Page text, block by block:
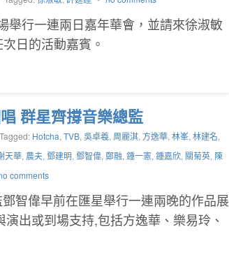
舉行一連兩日嘉年華會，並請來徐淑敏
日的活動嘉賓。
群星齊撐音樂總監
Tagged: Hotcha, TVB, 吳卓羲, 周麗淇, 方逸華, 林峯, 林建名,
天華, 農夫, 鄧建明, 鄧智偉, 鄭融, 鍾一憲, 鍾嘉欣, 關菊英, 陳
comments
智偉早前在匯星舉行一連兩晚的作品展
出或到場支持,包括方逸華、樂易玲、